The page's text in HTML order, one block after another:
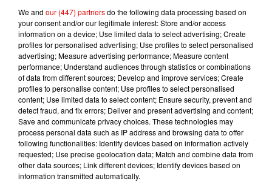
TITRES DIFFUSÉS
9h38
9h38
DAVID GUETTA, TEDDY
SWIMS, TONES AND I
Gone Gone Gone
9h35
9h35
JUNGELI FEAT. EMMA
Juste Un Peu
9h31
9h31
SABRINA
Boys
We and our (447) partnersdo the following data processing based on
your consent and/or our legitimate interest: Store and/or access
information on a device; Use limited data to select advertising; Create
profiles for personalised advertising; Use profiles to select personalised
advertising; Measure advertising performance; Measure content
performance; Understand audiences through statistics or combinations
of data from different sources; Develop and improve services; Create
profiles to personalise content; Use profiles to select personalised
content; Use limited data to select content; Ensure security, prevent and
detect fraud, and fix errors; Deliver and present advertising and content;
Save and communicate privacy choices. These technologies may
process personal data such as IP address and browsing data to offer
following functionalities: Identify devices based on information actively
requested; Use precise geolocation data; Match and combine data from
other data sources; Link different devices; Identify devices based on
information transmitted automatically.